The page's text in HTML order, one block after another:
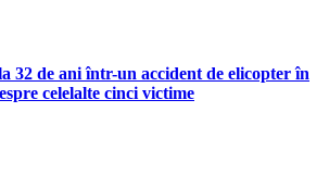
32 de ani într-un accident de elicopter în
celelalte cinci victime